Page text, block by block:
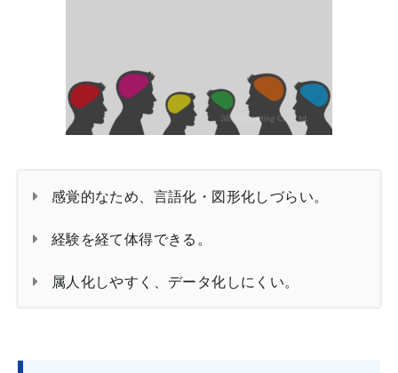
感覚的なため、言語化・図形化しづらい。
経験を経て体得できる。
属人化しやすく、データ化しにくい。